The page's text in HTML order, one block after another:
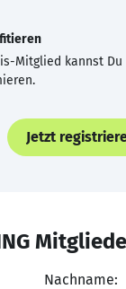
Mitglied kannst Du
Jetzt
Nachname: